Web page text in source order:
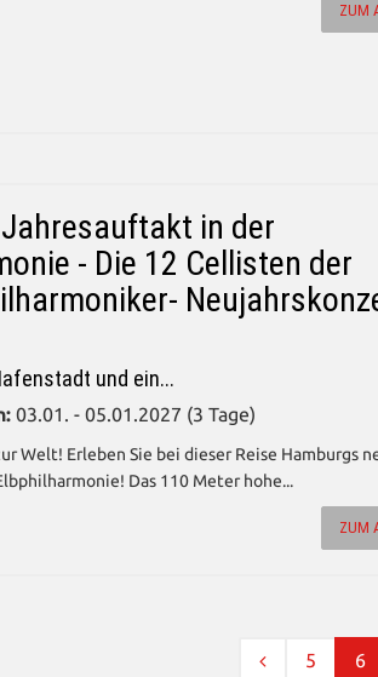
ZUM
in der
- Die 12 Cellisten der
und ein...
03.01. - 05.01.2027 (3 Tage)
Welt! Erleben Sie bei dieser Reise Hamburgs
Das 110 Meter hohe...
ZUM
5 6